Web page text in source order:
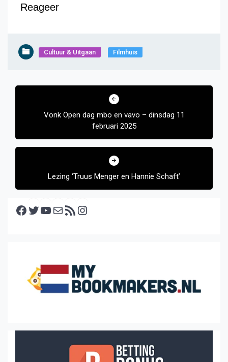
Reageer
Cultuur & Uitgaan Filmhuis
Bericht
Vonk Open dag mbo en vavo – dinsdag 11
februari 2025
Lezing ‘Truus Menger en Hannie Schaft’
Facebook Twitter YouTube E-mail RSS feed